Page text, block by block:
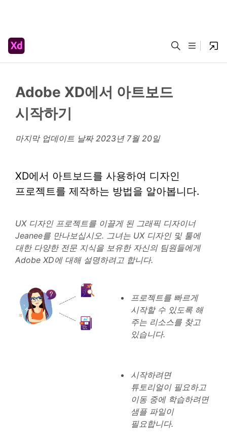
Adobe XD에서 아트보드
시작하기
마지막 업데이트 날짜 2023년 7월 20일
XD에서 아트보드를 사용하여 디자인
프로젝트를 제작하는 방법을 알아봅니다.
UX 디자인 프로젝트를 이끌게 된 그래픽 디자이너
Jeanee를 만나보십시오. 그녀는 UX 디자인 및 툴에
대한 다양한 전문 지식을 보유한 자신의 팀원들에게
Adobe XD에 대해 설명하려고 합니다.
프로젝트를 빠르게
시작할 수 있도록 해
주는 리소스를 찾고
있습니다.
시작하려면
튜토리얼이 필요하고
이동 중에 학습하려면
샘플 파일이
필요합니다.